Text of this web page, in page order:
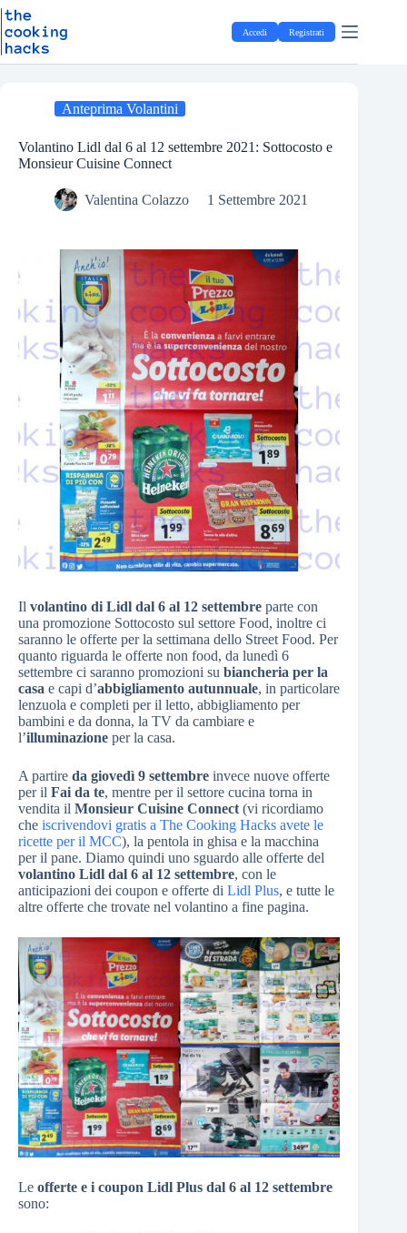
S
t
Salta
al
contenuto
Accedi Registrati
Anteprima Volantini
Volantino Lidl dal 6 al 12 settembre 2021: Sottocosto e
Monsieur Cuisine Connect
Valentina Colazzo 1 Settembre 2021
Il volantino di Lidl dal 6 al 12 settembre parte con
una promozione Sottocosto sul settore Food, inoltre ci
saranno le offerte per la settimana dello Street Food. Per
quanto riguarda le offerte non food, da lunedì 6
settembre ci saranno promozioni su biancheria per la
casa e capi d’abbigliamento autunnuale, in particolare
lenzuola e completi per il letto, abbigliamento per
bambini e da donna, la TV da cambiare e
l’illuminazione per la casa.
A partire da giovedì 9 settembre invece nuove offerte
per il Fai da te, mentre per il settore cucina torna in
vendita il Monsieur Cuisine Connect (vi ricordiamo
che iscrivendovi gratis a The Cooking Hacks avete le
ricette per il MCC), la pentola in ghisa e la macchina
per il pane. Diamo quindi uno sguardo alle offerte del
volantino Lidl dal 6 al 12 settembre, con le
anticipazioni dei coupon e offerte di Lidl Plus, e tutte le
altre offerte che trovate nel volantino a fine pagina.
Le offerte e i coupon Lidl Plus dal 6 al 12 settembre
sono: